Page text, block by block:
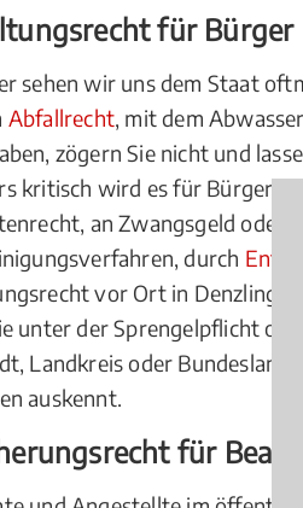
für Bürger
sehen wir uns dem Staat
Abfallrecht, mit dem
zögern Sie nicht und
kritisch wird es für Bürger,
an Zwangsgeld oder
durch
vor Ort in
unter der Sprengelpflicht
Landkreis oder
auskennt.
für